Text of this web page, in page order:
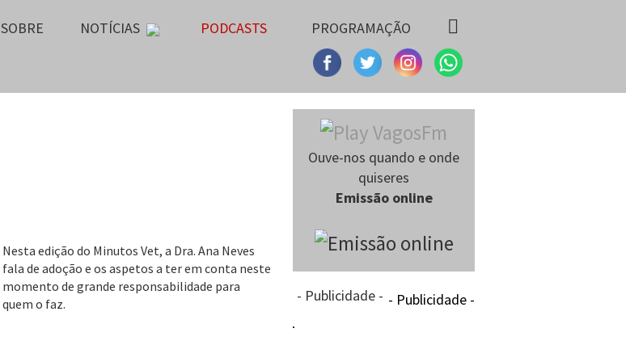
SOBRE NOTÍCIAS PODCASTS PROGRAMAÇÃO
Nesta edição do Minutos Vet, a Dra. Ana Neves
fala de adoção e os aspetos a ter em conta neste
momento de grande responsabilidade para
quem o faz.
Ouve-nos quando e onde
quiseres
Emissão online
- Publicidade - - Publicidade -